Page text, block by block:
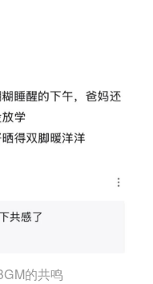
的共鸣